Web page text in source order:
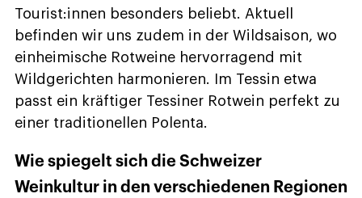
Tourist:innen besonders beliebt. Aktuell
befinden wir uns zudem in der Wildsaison, wo
einheimische Rotweine hervorragend mit
Wildgerichten harmonieren. Im Tessin etwa
passt ein kräftiger Tessiner Rotwein perfekt zu
einer traditionellen Polenta.
Wie spiegelt sich die Schweizer
Weinkultur in den verschiedenen Regionen